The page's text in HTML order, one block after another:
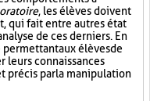
, les élèves doivent
qui fait entre autres état
de ces derniers. En
aux élèves de
leurs connaissances
précis par la manipulation